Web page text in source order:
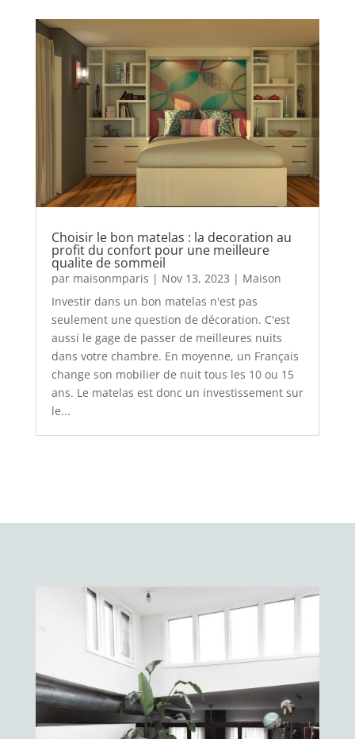
Choisir le bon matelas : la decoration au
profit du confort pour une meilleure
qualite de sommeil
par maisonmparis | Nov 13, 2023 | Maison
Investir dans un bon matelas n'est pas
seulement une question de décoration. C'est
aussi le gage de passer de meilleures nuits
dans votre chambre. En moyenne, un Français
change son mobilier de nuit tous les 10 ou 15
ans. Le matelas est donc un investissement sur
le...